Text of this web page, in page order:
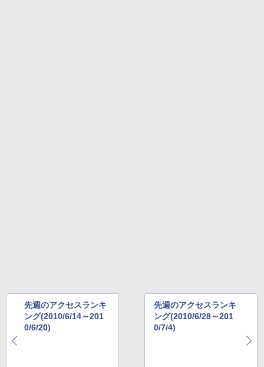
先週のアクセスランキ
ング(2010/6/14～201
0/6/20)
先週のアクセスランキ
ング(2010/6/28～201
0/7/4)